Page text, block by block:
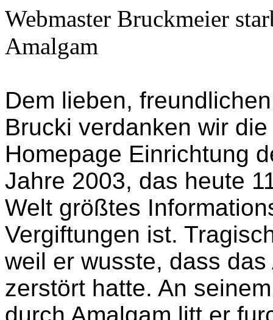
Webmaster Bruckmeier
Amalgam
Dem lieben,
Brucki verdanken wir
Homepage Einrichtung
Jahre 2003, das heute
Welt größtes
Vergiftungen ist.
weil er wusste, dass
zerstört hatte. An